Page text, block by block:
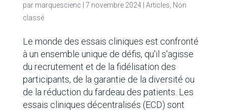
par marquescienc 7 novembre 2024| Articles Non
classé
Le monde des essais cliniques est confronté
à un ensemble unique de défis, qu'il s'agisse
du recrutement et de la fidélisation des
participants, de la garantie de la diversité ou
de la réduction du fardeau des patients. Les
essais cliniques décentralisés (ECD) sont